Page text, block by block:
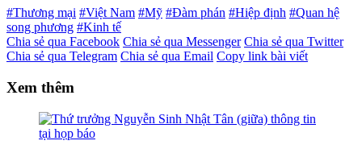
#Thương mại #Việt Nam #Mỹ #Đàm phán #Hiệp định #Quan hệ
song phương #Kinh tế
Chia sẻ qua Facebook Chia sẻ qua Messenger Chia sẻ qua Twitter
Chia sẻ qua Telegram Chia sẻ qua Email Copy link bài viết
Xem thêm